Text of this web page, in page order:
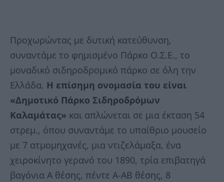
Προχωρώντας με δυτική κατεύθυνση,
συναντάμε το φημισμένο Πάρκο Ο.Σ.Ε., το
μοναδικό σιδηροδρομικό πάρκο σε όλη την
Ελλάδα. Η επίσημη ονομασία του είναι
«Δημοτικό Πάρκο Σιδηροδρόμων
Καλαμάτας» και απλώνεται σε μια έκταση 54
στρεμ., όπου συναντάμε το υπαίθριο μουσείο
με 7 ατμομηχανές, μια ντιζελάμαξα, ένα
χειροκίνητο γερανό του 1890, τρία επιβατηγά
βαγόνια Α θέσης, πέντε Α-ΑΒ θέσης, 8